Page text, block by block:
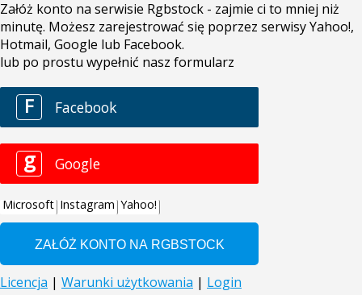
Załóż konto na serwisie Rgbstock - zajmie ci to mniej niż
minutę. Możesz zarejestrować się poprzez serwisy Yahoo!,
Hotmail, Google lub Facebook.
lub po prostu wypełnić nasz formularz
F Facebook
g Google
Microsoft Instagram Yahoo!
Licencja | Warunki użytkowania | Login